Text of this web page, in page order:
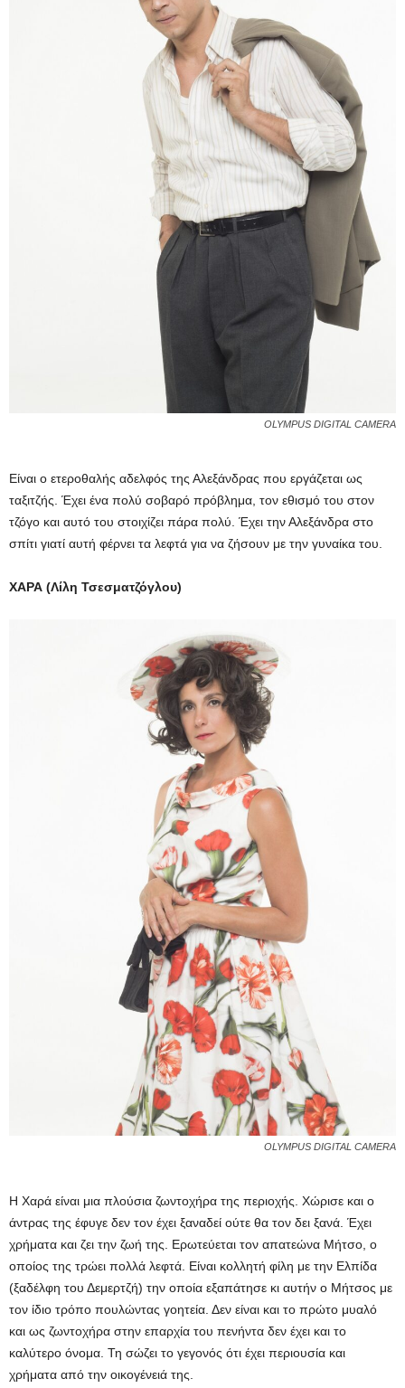
OLYMPUS DIGITAL CAMERA
Είναι ο ετεροθαλής αδελφός της Αλεξάνδρας που εργάζεται ως
ταξιτζής. Έχει ένα πολύ σοβαρό πρόβλημα, τον εθισμό του στον
τζόγο και αυτό του στοιχίζει πάρα πολύ. Έχει την Αλεξάνδρα στο
σπίτι γιατί αυτή φέρνει τα λεφτά για να ζήσουν με την γυναίκα του.
ΧΑΡΑ (Λίλη Τσεσματζόγλου)
OLYMPUS DIGITAL CAMERA
Η Χαρά είναι μια πλούσια ζωντοχήρα της περιοχής. Χώρισε και ο
άντρας της έφυγε δεν τον έχει ξαναδεί ούτε θα τον δει ξανά. Έχει
χρήματα και ζει την ζωή της. Ερωτεύεται τον απατεώνα Μήτσο, ο
οποίος της τρώει πολλά λεφτά. Είναι κολλητή φίλη με την Ελπίδα
(ξαδέλφη του Δεμερτζή) την οποία εξαπάτησε κι αυτήν ο Μήτσος με
τον ίδιο τρόπο πουλώντας γοητεία. Δεν είναι και το πρώτο μυαλό
και ως ζωντοχήρα στην επαρχία του πενήντα δεν έχει και το
καλύτερο όνομα. Τη σώζει το γεγονός ότι έχει περιουσία και
χρήματα από την οικογένειά της.